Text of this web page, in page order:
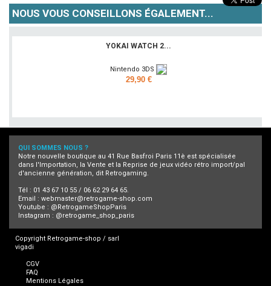
NOUS VOUS CONSEILLONS ÉGALEMENT...
YOKAI WATCH 2...
Nintendo 3DS
29,90 €
QUI SOMMES NOUS ?
Notre nouvelle boutique au 41 Rue Basfroi Paris 11è est spécialisée
dans l'Importation, la Vente et la Reprise de jeux vidéo rétro import/pal
d'ancienne génération, dit Retrogaming.
Tél : 01 43 67 10 55 / 06 62 29 64 65.
Email : webmaster@retrogame-shop.com
Youtube : @RetrogameShopParis
Instagram : @retrogame_shop_paris
Copyright Retrogame-shop / sarl
vigadi
CGV
FAQ
Mentions Légales